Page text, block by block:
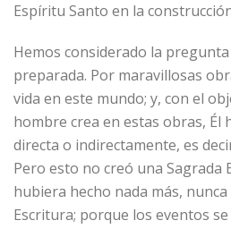
Espíritu Santo en la
Hemos considerado la
preparada. Por maravillosas
vida en este mundo; y, con el
hombre crea en estas obras, Él
directa o indirectamente, es
Pero esto no creó una Sagrada
hubiera hecho nada más,
Escritura; porque los eventos